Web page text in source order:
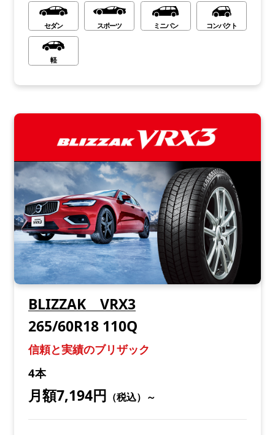
セダン スポーツ ミニバン コンパクト
軽
BLIZZAK VRX3
265/60R18 110Q
信頼と実績のブリザック
4本
月額7,194円 （税込）～